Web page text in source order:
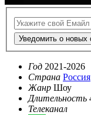
Уведомить о новых
Год 2021-2026
Страна Россия
Жанр Шоу
Длительность
Телеканал